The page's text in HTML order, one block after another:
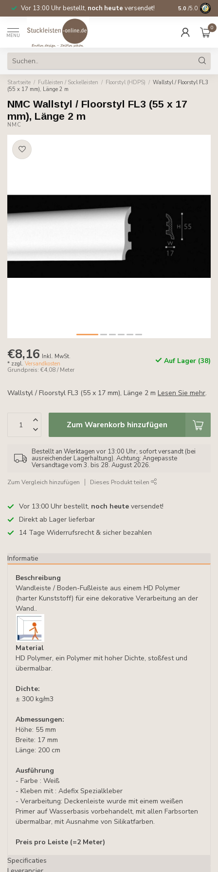
Vor 13:00 Uhr bestellt, noch heute versendet! Direkt ab
5.0 /5.0
MENU
0
Startseite / Fußleisten / Sockelleisten / Floorstyl (HDPS) / Wallstyl / Floorstyl FL3
(55 x 17 mm), Länge 2 m
NMC Wallstyl / Floorstyl FL3 (55 x 17
mm), Länge 2 m
NMC
€8,16 Inkl. MwSt.
* zzgl. Versandkosten
Grundpreis: €4,08 / Meter
Auf Lager (38)
Wallstyl / Floorstyl FL3 (55 x 17 mm), Länge 2 m Lesen Sie mehr.
Zum Warenkorb hinzufügen
Bestellt an Werktagen vor 13:00 Uhr, sofort versandt (bei
ausreichender Lagerhaltung). Achtung: Angepasste
Versandtage vom 3. bis 28. August 2026.
Zum Vergleich hinzufügen Dieses Produkt teilen
Vor 13:00 Uhr bestellt, noch heute versendet!
Direkt ab Lager lieferbar
14 Tage Widerrufsrecht & sicher bezahlen
Informatie
Beschreibung
Wandleiste / Boden-Fußleiste aus einem HD Polymer
(harter Kunststoff) für eine dekorative Verarbeitung an der
Wand..
Material
HD Polymer, ein Polymer mit hoher Dichte, stoßfest und
übermalbar.
Dichte:
± 300 kg/m3
Abmessungen:
Höhe: 55 mm
Breite: 17 mm
Länge: 200 cm
Ausführung
- Farbe : Weiß
- Kleben mit : Adefix Spezialkleber
- Verarbeitung: Deckenleiste wurde mit einem weißen
Primer auf Wasserbasis vorbehandelt, mit allen Farbsorten
übermalbar, mit Ausnahme von Silikatfarben.
Preis pro Leiste (=2 Meter)
Specificaties